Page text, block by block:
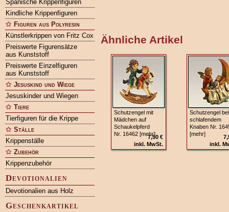
Spanische Krippenfiguren
Kindliche Krippenfiguren
Figuren aus Polyresin
Künstlerkrippen von Fritz Cox
Preiswerte Figurensätze
aus Kunststoff
Preiswerte Einzelfiguren
aus Kunststoff
Jesuskind und Wiege
Jesuskinder und Wiegen
Tiere
Tierfiguren für die Krippe
Ställe
Krippenställe
Zubehör
Krippenzubehör
Devotionalien
Devotionalien aus Holz
Geschenkartikel
Ähnliche Artikel
Schutzengel mit
Mädchen auf
Schaukelpferd
Nr. 16462 [mehr]7,50 €
inkl. MwSt.
Schutzengel bei
schlafendem
Knaben Nr.
[mehr]
inkl.